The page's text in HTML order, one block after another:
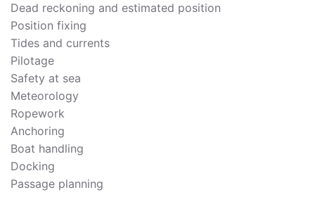
Dead reckoning and estimated position
Position fixing
Tides and currents
Pilotage
Safety at sea
Meteorology
Ropework
Anchoring
Boat handling
Docking
Passage planning